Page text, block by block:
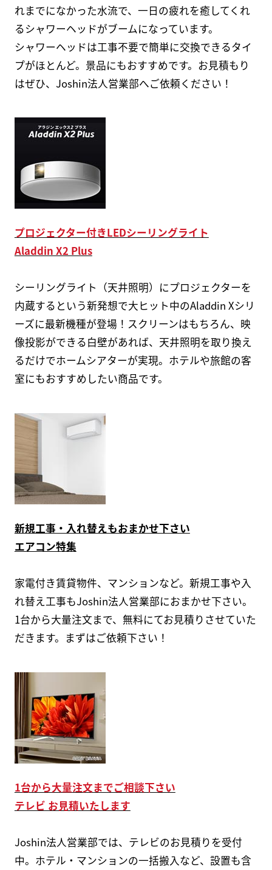
れまでになかった水流で、一日の疲れを癒してくれ
るシャワーヘッドがブームになっています。
シャワーヘッドは工事不要で簡単に交換できるタイ
プがほとんど。景品にもおすすめです。お見積もり
はぜひ、Joshin法人営業部へご依頼ください！
プロジェクター付きLEDシーリングライト
Aladdin X2 Plus
シーリングライト（天井照明）にプロジェクターを
内蔵するという新発想で大ヒット中のAladdin Xシリ
ーズに最新機種が登場！スクリーンはもちろん、映
像投影ができる白壁があれば、天井照明を取り換え
るだけでホームシアターが実現。ホテルや旅館の客
室にもおすすめしたい商品です。
新規工事・入れ替えもおまかせ下さい
エアコン特集
家電付き賃貸物件、マンションなど。新規工事や入
れ替え工事もJoshin法人営業部におまかせ下さい。
1台から大量注文まで、無料にてお見積りさせていた
だきます。まずはご依頼下さい！
1台から大量注文までご相談下さい
テレビ お見積いたします
Joshin法人営業部では、テレビのお見積りを受付
中。ホテル・マンションの一括搬入など、設置も含